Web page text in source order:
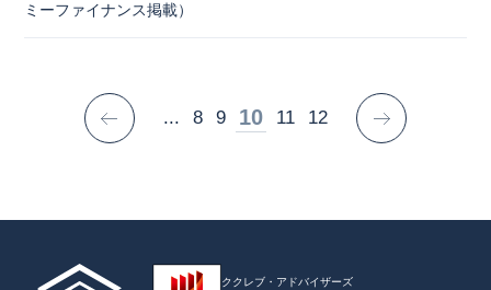
ミーファイナンス掲載）
... 8 9 10 11 12
ククレブ・アドバイザーズ